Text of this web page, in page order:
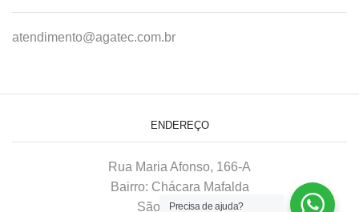
atendimento@agatec.com.br
ENDEREÇO
Rua Maria Afonso, 166-A
Bairro: Chácara Mafalda
São Paulo–SP
Precisa de ajuda?